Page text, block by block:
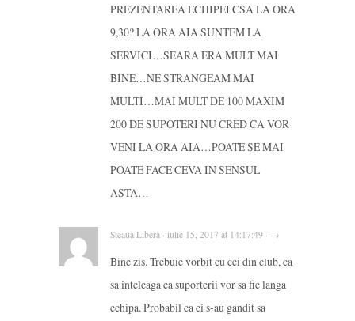
PREZENTAREA ECHIPEI CSA LA ORA
9,30? LA ORA AIA SUNTEM LA
SERVICI…SEARA ERA MULT MAI
BINE…NE STRANGEAM MAI
MULTI…MAI MULT DE 100 MAXIM
200 DE SUPOTERI NU CRED CA VOR
VENI LA ORA AIA…POATE SE MAI
POATE FACE CEVA IN SENSUL
ASTA…
Steaua Libera · iulie 15, 2017 at 14:17:49 · →
Bine zis. Trebuie vorbit cu cei din club, ca
sa inteleaga ca suporterii vor sa fie langa
echipa. Probabil ca ei s-au gandit sa